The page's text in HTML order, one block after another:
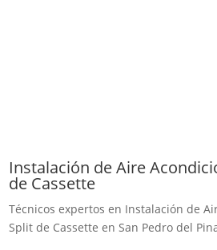
Instalación de Aire
de Cassette
Técnicos expertos en Instalación de
Split de Cassette en San Pedro del